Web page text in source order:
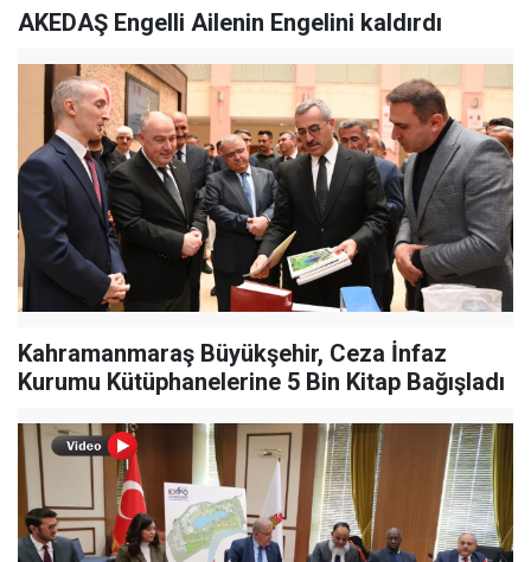
AKEDAŞ Engelli Ailenin Engelini kaldırdı
Kahramanmaraş Büyükşehir, Ceza İnfaz
Kurumu Kütüphanelerine 5 Bin Kitap Bağışladı